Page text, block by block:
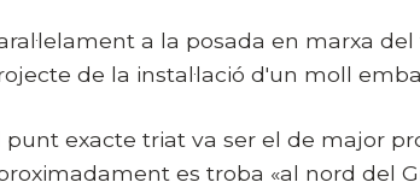
a la posada en marxa
de la instal·lació d'un moll
punt exacte triat va ser el de major
es troba «al nord del